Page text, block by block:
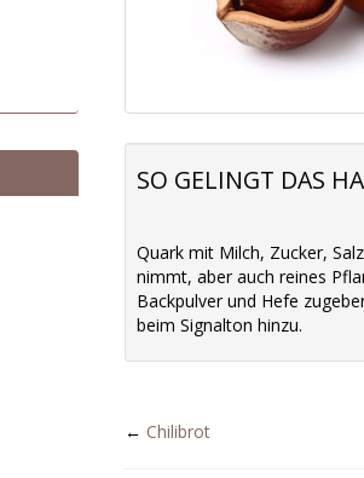
SO GELINGT DAS
Quark mit Milch, Zucker,
nimmt, aber auch reines
Backpulver und Hefe
beim Signalton hinzu.
← Chilibrot